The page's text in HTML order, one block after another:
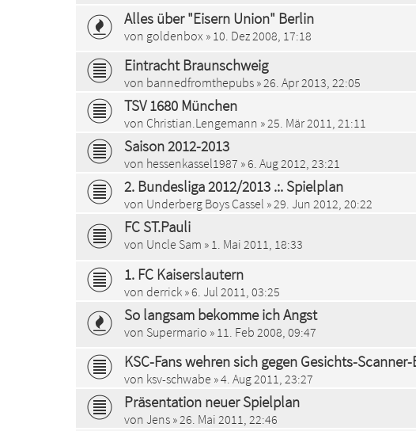
Alles über "Eisern Union" Berlin
von goldenbox » 10. Dez 2008, 17:18
Eintracht Braunschweig
von bannedfromthepubs » 26. Apr 2013, 22:05
TSV 1680 München
von Christian.Lengemann » 25. Mär 2011, 21:11
Saison 2012-2013
von hessenkassel1987 » 6. Aug 2012, 23:21
2. Bundesliga 2012/2013 .:. Spielplan
von Underberg Boys Cassel » 29. Jun 2012, 20:22
FC ST.Pauli
von Uncle Sam » 1. Mai 2011, 18:33
1. FC Kaiserslautern
von derrick » 6. Jul 2011, 03:25
So langsam bekomme ich Angst
von Supermario » 11. Feb 2008, 09:47
KSC-Fans wehren sich gegen Gesichts-
von ksv-schwabe » 4. Aug 2011, 23:27
Präsentation neuer Spielplan
von Jens » 26. Mai 2011, 22:46